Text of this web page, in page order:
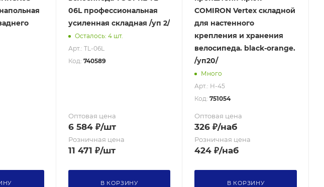
06L профессиональная
усиленная складная /уп 2/
Осталось: 4 шт.
Арт.: TL-06L
Код: 740589
Оптовая цена
6 584₽/шт
Розничная цена
11 471 ₽/шт
В КОРЗИНУ
COMIRON Vertex складной
для настенного
крепления и хранения
велосипеда. black-orange.
/уп20/
Много
Арт.: H-45
Код:751054
Оптовая цена
326 ₽/наб
Розничная цена
424 ₽/наб
В КОРЗИНУ